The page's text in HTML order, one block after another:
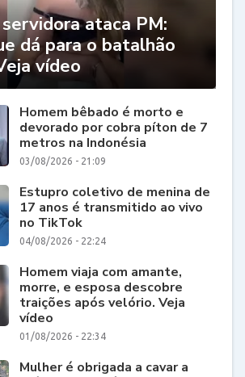
ataca PM:
dá para o batalhão
vídeo
Homem bêbado é morto e
devorado por cobra píton de 7
metros na Indonésia
03/08/2026 - 21:09
Estupro coletivo de menina de
17 anos é transmitido ao vivo
no TikTok
04/08/2026 - 22:24
Homem viaja com amante,
morre, e esposa descobre
traições após velório. Veja
vídeo
01/08/2026 - 22:34
Mulher é obrigada a cavar a